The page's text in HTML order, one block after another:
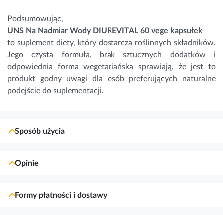
Podsumowując,
UNS Na Nadmiar Wody DIUREVITAL 60 vege kapsułek
to suplement diety, który dostarcza roślinnych składników.
Jego czysta formuła, brak sztucznych dodatków i
odpowiednia forma wegetariańska sprawiają, że jest to
produkt godny uwagi dla osób preferujących naturalne
podejście do suplementacji.
Sposób użycia
Opinie
Formy płatności i dostawy